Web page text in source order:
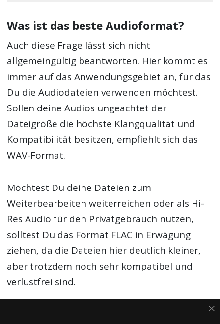
Was ist das beste Audioformat?
Auch diese Frage lässt sich nicht
allgemeingültig beantworten. Hier kommt es
immer auf das Anwendungsgebiet an, für das
Du die Audiodateien verwenden möchtest.
Sollen deine Audios ungeachtet der
Dateigröße die höchste Klangqualität und
Kompatibilität besitzen, empfiehlt sich das
WAV-Format.
Möchtest Du deine Dateien zum
Weiterbearbeiten weiterreichen oder als Hi-
Res Audio für den Privatgebrauch nutzen,
solltest Du das Format FLAC in Erwägung
ziehen, da die Dateien hier deutlich kleiner,
aber trotzdem noch sehr kompatibel und
verlustfrei sind.